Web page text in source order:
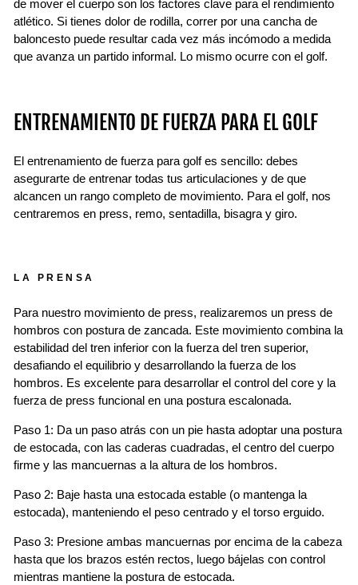
de mover el cuerpo son los factores clave para el rendimiento
atlético. Si tienes dolor de rodilla, correr por una cancha de
baloncesto puede resultar cada vez más incómodo a medida
que avanza un partido informal. Lo mismo ocurre con el golf.
ENTRENAMIENTO DE FUERZA PARA EL GOLF
El entrenamiento de fuerza para golf es sencillo: debes
asegurarte de entrenar todas tus articulaciones y de que
alcancen un rango completo de movimiento. Para el golf, nos
centraremos en press, remo, sentadilla, bisagra y giro.
LA PRENSA
Para nuestro movimiento de press, realizaremos un press de
hombros con postura de zancada. Este movimiento combina la
estabilidad del tren inferior con la fuerza del tren superior,
desafiando el equilibrio y desarrollando la fuerza de los
hombros. Es excelente para desarrollar el control del core y la
fuerza de press funcional en una postura escalonada.
Paso 1: Da un paso atrás con un pie hasta adoptar una postura
de estocada, con las caderas cuadradas, el centro del cuerpo
firme y las mancuernas a la altura de los hombros.
Paso 2: Baje hasta una estocada estable (o mantenga la
estocada), manteniendo el peso centrado y el torso erguido.
Paso 3: Presione ambas mancuernas por encima de la cabeza
hasta que los brazos estén rectos, luego bájelas con control
mientras mantiene la postura de estocada.